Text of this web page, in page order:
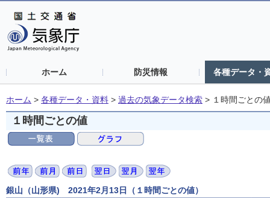
ホーム 防災情報 各種データ・
ホーム > 各種データ・資料 > 過去の気象データ検索 > １時間ごとの
１時間ごとの値
銀山（山形県) 2021年2月13日（１時間ごとの値）